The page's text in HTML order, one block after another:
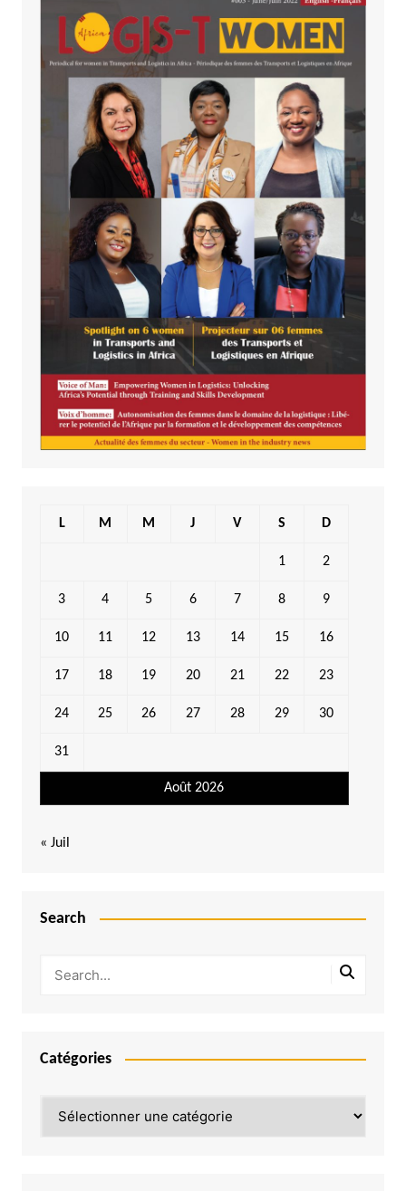
Août 2026
L M M J V S D
1 2
3 4 5 6 7 8 9
10 11 12 13 14 15 16
17 18 19 20 21 22 23
24 25 26 27 28 29 30
31
« Juil
Search
Catégories